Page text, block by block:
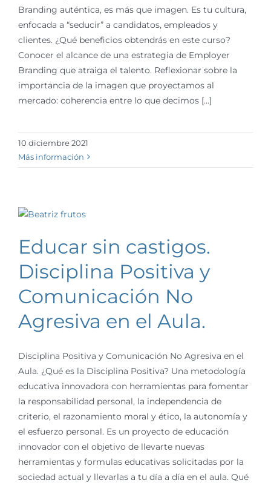
Branding auténtica, es más que imagen. Es tu cultura,
enfocada a “seducir” a candidatos, empleados y
clientes. ¿Qué beneficios obtendrás en este curso?
Conocer el alcance de una estrategia de Employer
Branding que atraiga el talento. Reflexionar sobre la
importancia de la imagen que proyectamos al
mercado: coherencia entre lo que decimos [...]
10 diciembre 2021
Más información
Educar sin castigos.
Disciplina Positiva y
Comunicación No
Agresiva en el Aula.
Disciplina Positiva y Comunicación No Agresiva en el
Aula. ¿Qué es la Disciplina Positiva? Una metodología
educativa innovadora con herramientas para fomentar
la responsabilidad personal, la independencia de
criterio, el razonamiento moral y ético, la autonomía y
el esfuerzo personal. Es un proyecto de educación
innovador con el objetivo de llevarte nuevas
herramientas y formulas educativas solicitadas por la
sociedad actual y llevarlas a tu día a día en el aula. Qué